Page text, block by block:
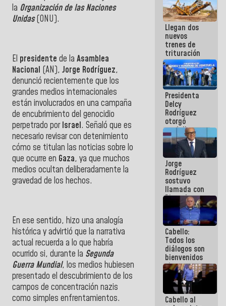
la Organización de las Naciones
Unidas (ONU).
El presidente de la Asamblea
Nacional (AN), Jorge Rodríguez,
denunció recientemente que los
grandes medios internacionales
están involucrados en una campaña
de encubrimiento del genocidio
perpetrado por Israel. Señaló que es
necesario revisar con detenimiento
cómo se titulan las noticias sobre lo
que ocurre en Gaza, ya que muchos
medios ocultan deliberadamente la
gravedad de los hechos.
En ese sentido, hizo una analogía
histórica y advirtió que la narrativa
actual recuerda a lo que habría
ocurrido si, durante la Segunda
Guerra Mundial, los medios hubiesen
presentado el descubrimiento de los
campos de concentración nazis
como simples enfrentamientos.
que escribes
porque lo
que haces
es
embarrarla
Llegan dos
nuevos
trenes de
trituración
para
optimizar
manejo de
escombros
en La Guaira
Presidenta
Delcy
Rodríguez
otorgó
medalla
"Héroe de
Venezuela"
a servidores
públicos
Jorge
Rodríguez
sostuvo
llamada con
Dinorah
Figuera y
acuerdan
primer
encuentro
presencial
para el
diálogo
Cabello:
Todos los
diálogos son
bienvenidos
siempre que
estén en el
marco de la
Constitución
de la
Cabello al